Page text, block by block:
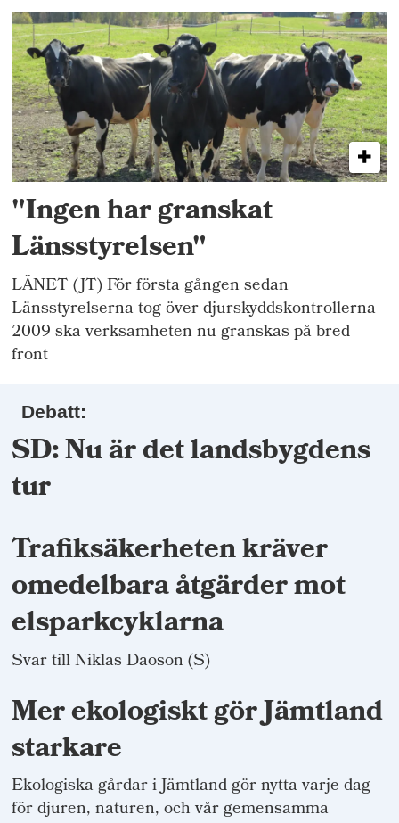
"Ingen har granskat
Länsstyrelsen"
LÄNET (JT) För första gången sedan
Länsstyrelserna tog över djurskyddskontrollerna
2009 ska verksamheten nu granskas på bred
front
Debatt:
SD: Nu är det landsbygdens
tur
Trafiksäkerheten kräver
omedelbara åtgärder mot
elsparkcyklarna
Svar till Niklas Daoson (S)
Mer ekologiskt gör Jämtland
starkare
Ekologiska gårdar i Jämtland gör nytta varje dag –
för djuren, naturen, och vår gemensamma